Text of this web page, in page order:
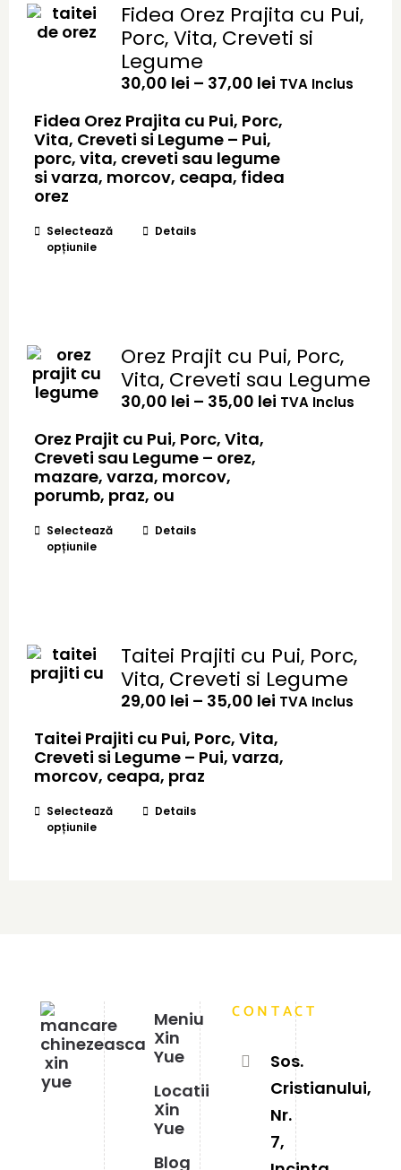
Fidea Orez Prajita cu Pui,
Porc, Vita, Creveti si
Legume
30,00 lei – 37,00 leiInterval
prețuri:
până
la
TVA Inclus
Fidea Orez Prajita cu Pui, Porc,
Vita, Creveti si Legume – Pui,
porc, vita, creveti sau legume
si varza, morcov, ceapa, fidea
orez
Selectează
opțiunile
Acest
Opțiunile
pot
fi
alese
pagina
produsului.
Details
Orez Prajit cu Pui, Porc,
Vita, Creveti sau Legume
30,00 lei – 35,00 leiInterval
TVA Inclus
Orez Prajit cu Pui, Porc, Vita,
Creveti sau Legume – orez,
mazare, varza, morcov,
porumb, praz, ou
Selectează
opțiunile
Acest
Opțiunile
pot
fi
alese
pagina
produsului.
Details
Taitei Prajiti cu Pui, Porc,
Vita, Creveti si Legume
29,00 lei – 35,00 leiInterval
prețuri:
29,00 lei
TVA Inclus
Taitei Prajiti cu Pui, Porc, Vita,
Creveti si Legume – Pui, varza,
morcov, ceapa, praz
Selectează
opțiunile
Acest
pagina
produsului.
Details
Meniu
Xin
Yue
Locatii
Xin
Yue
Blog
CONTACT
Sos.
Cristianului,
Nr.
7,